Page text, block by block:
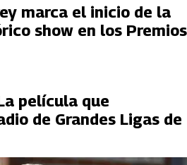
marca el inicio de la
show en los Premios
película que
de Grandes Ligas de